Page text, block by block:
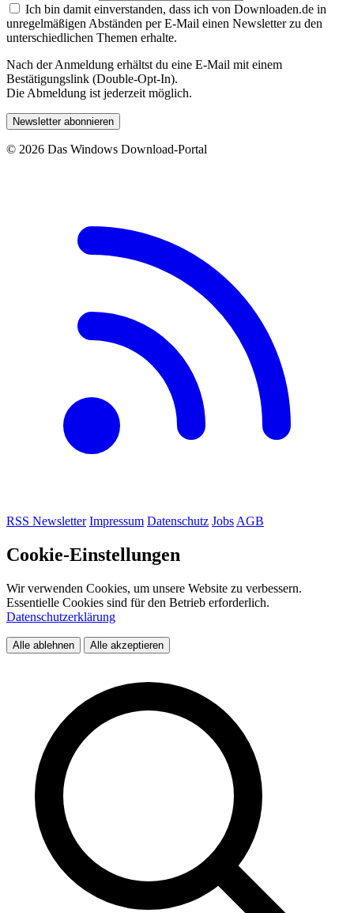
Ich bin damit einverstanden, dass ich von Downloaden.de in
unregelmäßigen Abständen per E-Mail einen Newsletter zu den
unterschiedlichen Themen erhalte.
Nach der Anmeldung erhältst du eine E-Mail mit einem
Bestätigungslink (Double-Opt-In).
Die Abmeldung ist jederzeit möglich.
Newsletter abonnieren
© 2026 Das Windows Download-Portal
RSS Newsletter Impressum Datenschutz Jobs AGB
Cookie-Einstellungen
Wir verwenden Cookies, um unsere Website zu verbessern.
Essentielle Cookies sind für den Betrieb erforderlich.
Datenschutzerklärung
Alle ablehnen Alle akzeptieren